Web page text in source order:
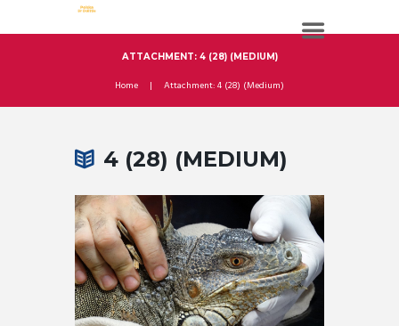
ATTACHMENT: 4 (28) (MEDIUM)
Home Attachment: 4 (28) (Medium)
4 (28) (MEDIUM)